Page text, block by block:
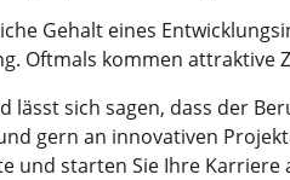
Gehalt eines
Oftmals kommen attraktive
lässt sich sagen, dass der
gern an innovativen
und starten Sie Ihre Karriere